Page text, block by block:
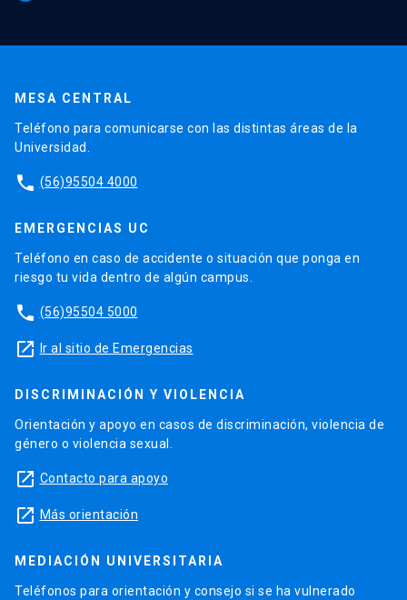
MESA CENTRAL
Teléfono para comunicarse con las distintas áreas de la
Universidad.
phone (56)95504 4000
EMERGENCIAS UC
Teléfono en caso de accidente o situación que ponga en
riesgo tu vida dentro de algún campus.
phone (56)95504 5000
launch Ir al sitio de Emergencias
DISCRIMINACIÓN Y VIOLENCIA
Orientación y apoyo en casos de discriminación, violencia de
género o violencia sexual.
launch Contacto para apoyo
launch Más orientación
MEDIACIÓN UNIVERSITARIA
Teléfonos para orientación y consejo si se ha vulnerado